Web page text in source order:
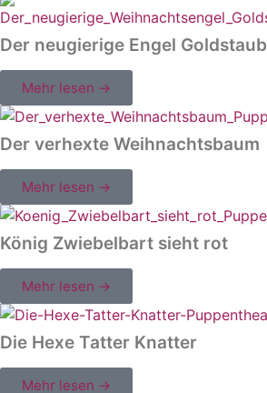
Der neugierige Engel Goldstaub
Mehr lesen →
Der verhexte Weihnachtsbaum
Mehr lesen →
König Zwiebelbart sieht rot
Mehr lesen →
Die Hexe Tatter Knatter
Mehr lesen →